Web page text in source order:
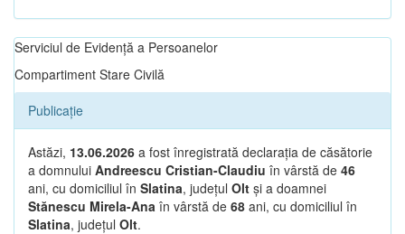
Serviciul de Evidență a Persoanelor
Compartiment Stare Civilă
Publicație
Astăzi, 13.06.2026 a fost înregistrată declarația de căsătorie
a domnului Andreescu Cristian-Claudiu în vârstă de 46
ani, cu domiciliul în Slatina, județul Olt și a doamnei
Stănescu Mirela-Ana în vârstă de 68 ani, cu domiciliul în
Slatina, județul Olt.